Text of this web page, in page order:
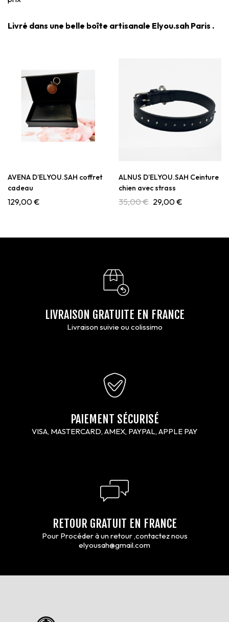
Livré dans une belle boîte artisanale Elyou.sah Paris .
AVENA D’ELYOU.SAH coffret
cadeau
129,00€
ALNUS D’ELYOU.SAH Ceinture
chien avec strass
35,00€ 29,00€
LIVRAISON GRATUITE EN FRANCE
Livraison suivie ou colissimo
PAIEMENT SÉCURISÉ
VISA, MASTERCARD, AMEX, PAYPAL, APPLE PAY
RETOUR GRATUIT EN FRANCE
Pour Procéder à un retour ,contactez nous
elyousah@gmail.com